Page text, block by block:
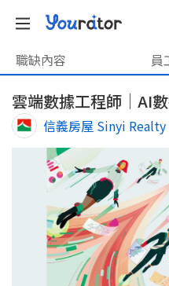
職缺內容 員
雲端數據工程師│AI
信義房屋 Sinyi Realty